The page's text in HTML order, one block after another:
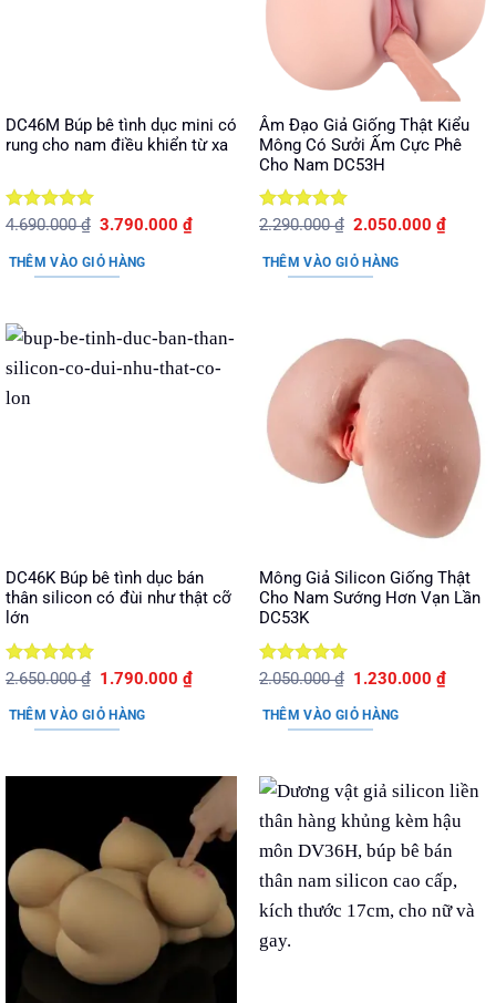
DC46M Búp bê tình dục mini có
rung cho nam điều khiển từ xa
Được xếp
sao
4.690.000₫ Giá
là:
4.690.000 ₫.
3.790.000₫Giá
THÊM VÀO GIỎ HÀNG
Âm Đạo Giả Giống Thật Kiểu
Mông Có Sưởi Ấm Cực Phê
Cho Nam DC53H
Được xếp
sao
2.290.000₫ Giá
là:
2.290.000 ₫.
2.050.000₫Giá
THÊM VÀO GIỎ HÀNG
DC46K Búp bê tình dục bán
thân silicon có đùi như thật cỡ
lớn
Được xếp
sao
2.650.000₫ Giá
là:
2.650.000 ₫.
1.790.000₫Giá
THÊM VÀO GIỎ HÀNG
Mông Giả Silicon Giống Thật
Cho Nam Sướng Hơn Vạn Lần
DC53K
Được xếp
sao
2.050.000₫ Giá
là:
2.050.000 ₫.
1.230.000₫Giá
THÊM VÀO GIỎ HÀNG